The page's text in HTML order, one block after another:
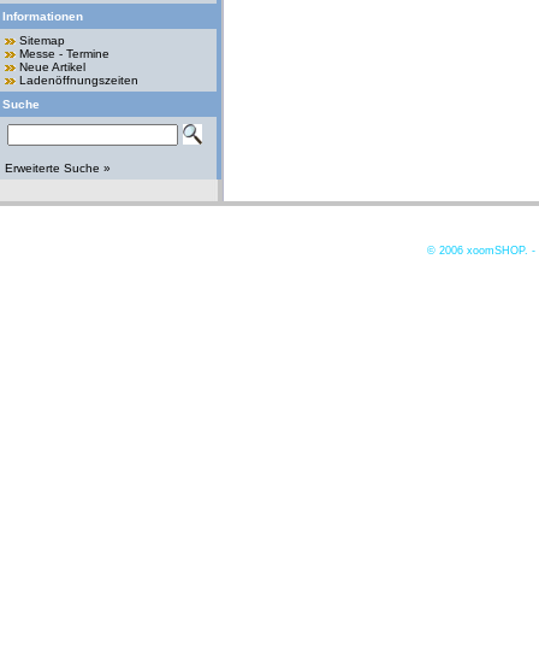
Informationen
Sitemap
Messe - Termine
Neue Artikel
Ladenöffnungszeiten
Suche
Erweiterte Suche »
© 2006 xoomSHOP. -